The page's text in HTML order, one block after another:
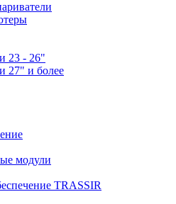
23 - 26"
27" и более
модули
TRASSIR